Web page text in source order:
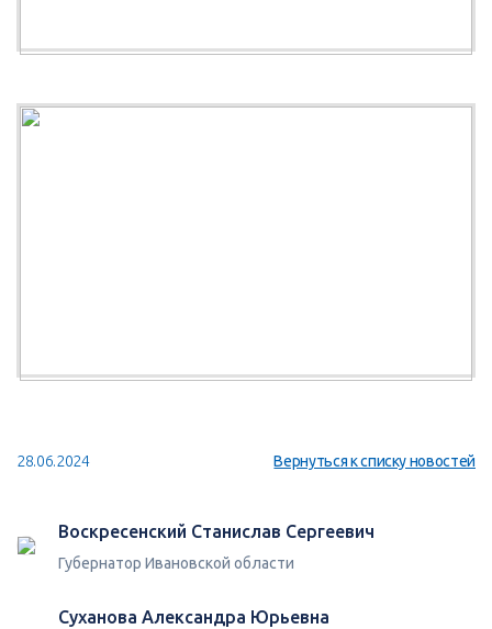
28.06.2024 Вернуться к списку новостей
Воскресенский Станислав Сергеевич
Губернатор Ивановской области
Суханова Александра Юрьевна